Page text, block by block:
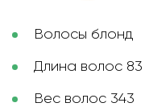
Волосы блонд
Длина волос 83
Вес волос 343